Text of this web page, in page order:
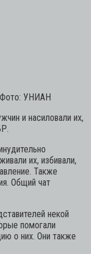
Фото: УНИАН
и насиловали их,
их, избивали,
Также
Общий чат
некой
помогали
о них. Они также